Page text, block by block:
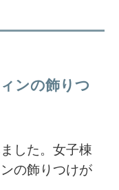
ンの飾りつ
した。女子棟
の飾りつけが